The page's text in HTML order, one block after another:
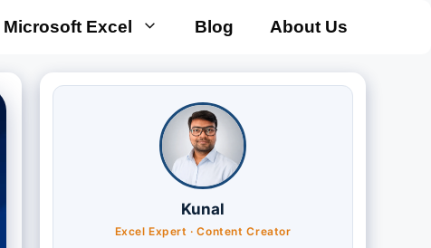
Microsoft Excel Blog About Us
Kunal
Excel Expert · Content Creator